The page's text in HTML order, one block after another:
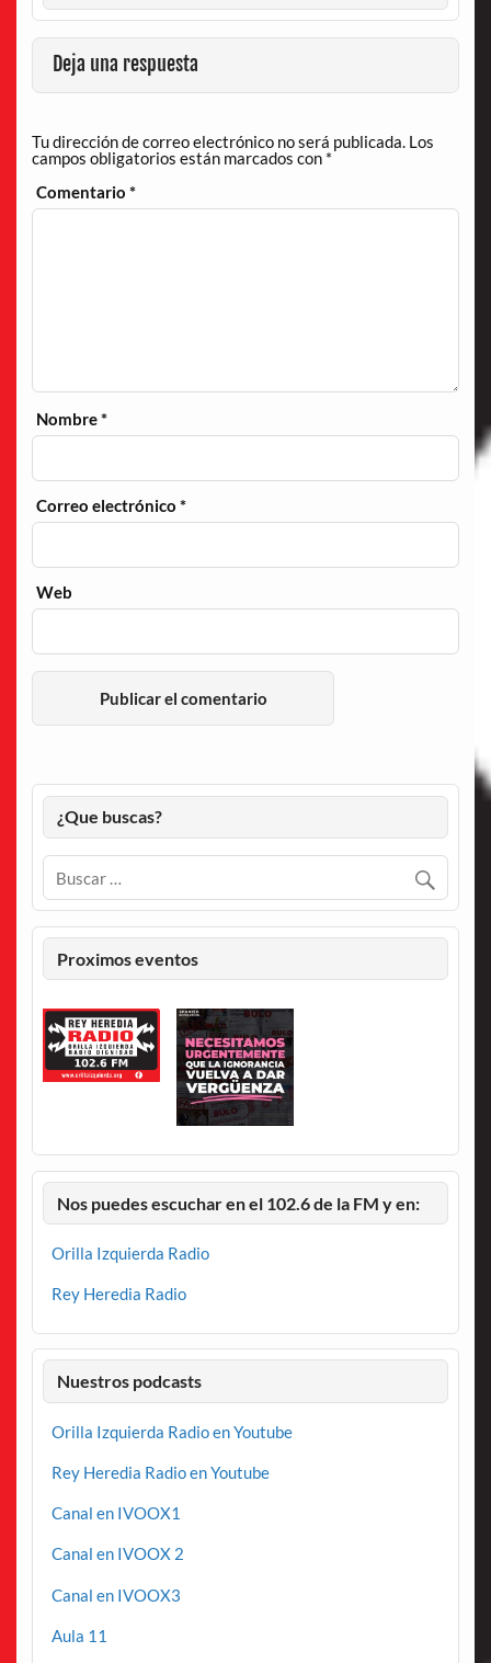
Deja una respuesta
Tu dirección de correo electrónico no será publicada. Los
campos obligatorios están marcados con *
Comentario*
Nombre*
Correo electrónico*
Web
¿Que buscas?
Proximos eventos
Nos puedes escuchar en el 102.6 de la FM y en:
Orilla Izquierda Radio
Rey Heredia Radio
Nuestros podcasts
Orilla Izquierda Radio en Youtube
Rey Heredia Radio en Youtube
Canal en IVOOX1
Canal en IVOOX 2
Canal en IVOOX3
Aula 11